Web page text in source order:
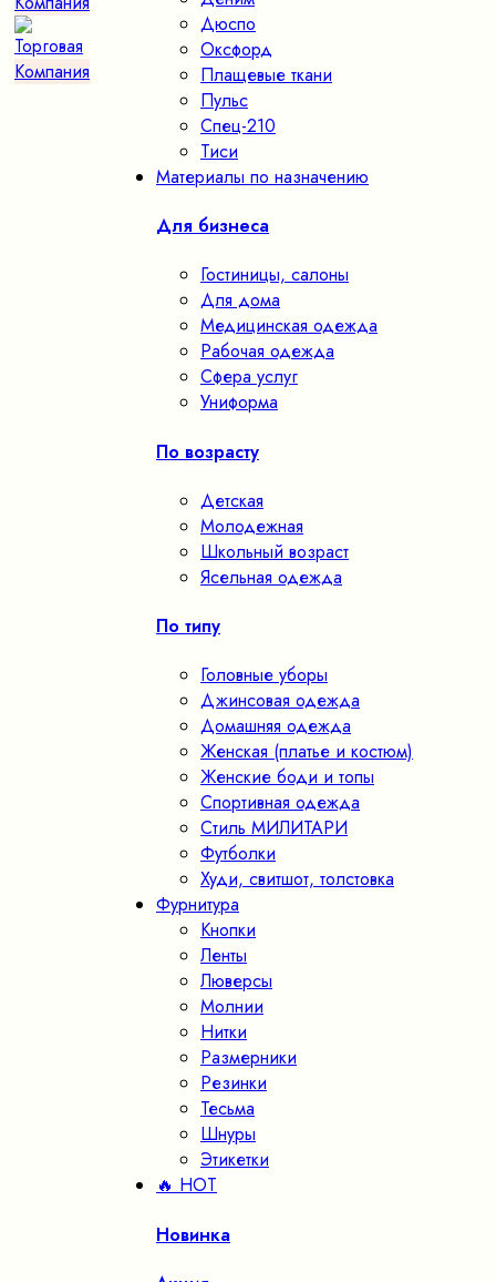
Дюспо
Оксфорд
Плащевые ткани
Пульс
Спец-210
Тиси
Материалы по назначению
Для бизнеса
Гостиницы, салоны
Для дома
Медицинская одежда
Рабочая одежда
Сфера услуг
Униформа
По возрасту
Детская
Молодежная
Школьный возраст
Ясельная одежда
По типу
Головные уборы
Джинсовая одежда
Домашняя одежда
Женская (платье и костюм)
Женские боди и топы
Спортивная одежда
Стиль МИЛИТАРИ
Футболки
Худи, свитшот, толстовка
Фурнитура
Кнопки
Ленты
Люверсы
Молнии
Нитки
Размерники
Резинки
Тесьма
Шнуры
Этикетки
🔥 HOT
Новинка